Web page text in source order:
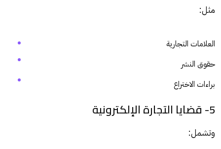
مثل:
العلامات التجارية
حقوق النشر
براءات الاختراع
5- قضايا التجارة الإلكترونية
وتشمل: